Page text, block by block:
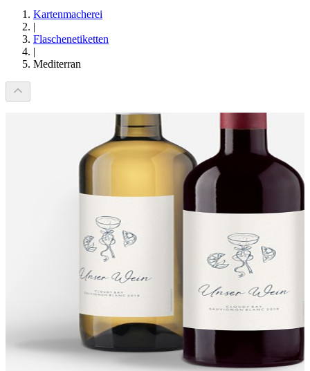
Kartenmacherei
|
Flaschenetiketten
|
Mediterran